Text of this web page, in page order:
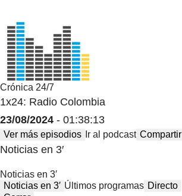
Crónica 24/7
1x24: Radio Colombia
23/08/2024 - 01:38:13
Ver más episodios Ir al podcast Compartir
Noticias en 3′
Noticias en 3′
Noticias en 3′ Últimos programas Directo